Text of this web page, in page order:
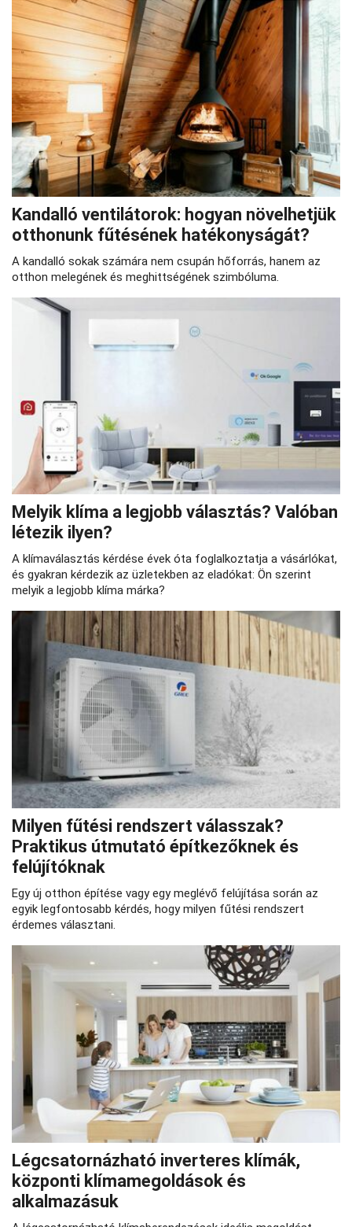
Kandalló ventilátorok: hogyan növelhetjük
otthonunk fűtésének hatékonyságát?
A kandalló sokak számára nem csupán hőforrás, hanem az
otthon melegének és meghittségének szimbóluma.
Melyik klíma a legjobb választás? Valóban
létezik ilyen?
A klímaválasztás kérdése évek óta foglalkoztatja a vásárlókat,
és gyakran kérdezik az üzletekben az eladókat: Ön szerint
melyik a legjobb klíma márka?
Milyen fűtési rendszert válasszak?
Praktikus útmutató építkezőknek és
felújítóknak
Egy új otthon építése vagy egy meglévő felújítása során az
egyik legfontosabb kérdés, hogy milyen fűtési rendszert
érdemes választani.
Légcsatornázható inverteres klímák,
központi klímamegoldások és
alkalmazásuk